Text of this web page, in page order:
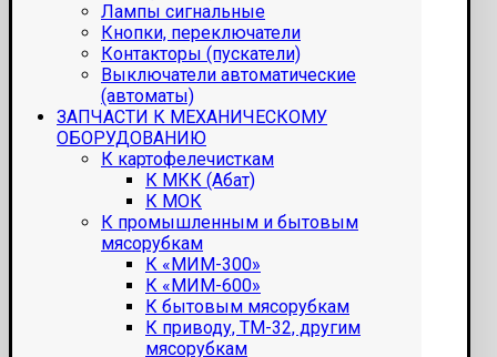
Лампы сигнальные
Кнопки, переключатели
Контакторы (пускатели)
Выключатели автоматические
(автоматы)
ЗАПЧАСТИ К МЕХАНИЧЕСКОМУ
ОБОРУДОВАНИЮ
К картофелечисткам
К МКК (Абат)
К МОК
К промышленным и бытовым
мясорубкам
К «МИМ-300»
К «МИМ-600»
К бытовым мясорубкам
К приводу, ТМ-32, другим
мясорубкам